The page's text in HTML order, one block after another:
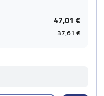
47,01 €
37,61 €